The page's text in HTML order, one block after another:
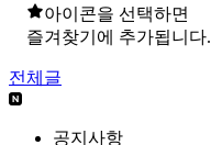
아이콘을 선택하면
즐겨찾기에 추가됩니다.
전체글
공지사항